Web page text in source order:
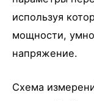
используя
мощности,
напряжение.
Схема